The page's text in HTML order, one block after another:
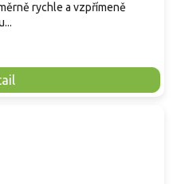
rychle a vzpřímeně